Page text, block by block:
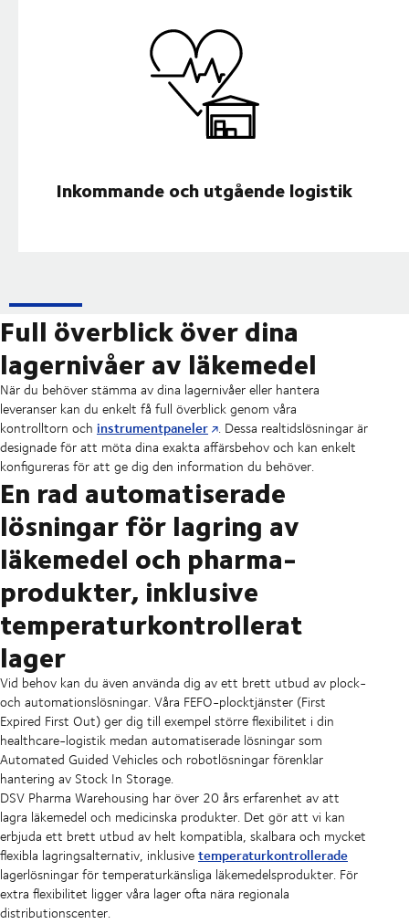
Inkommande och utgående logistik
Full överblick över dina
lagernivåer av läkemedel
När du behöver stämma av dina lagernivåer eller hantera
leveranser kan du enkelt få full överblick genom våra
kontrolltorn och instrumentpaneler . Dessa realtidslösningar är
designade för att möta dina exakta affärsbehov och kan enkelt
konfigureras för att ge dig den information du behöver.
En rad automatiserade
lösningar för lagring av
läkemedel och pharma-
produkter, inklusive
temperaturkontrollerat
lager
Vid behov kan du även använda dig av ett brett utbud av plock-
och automationslösningar. Våra FEFO-plocktjänster (First
Expired First Out) ger dig till exempel större flexibilitet i din
healthcare-logistik medan automatiserade lösningar som
Automated Guided Vehicles och robotlösningar förenklar
hantering av Stock In Storage.
DSV Pharma Warehousing har över 20 års erfarenhet av att
lagra läkemedel och medicinska produkter. Det gör att vi kan
erbjuda ett brett utbud av helt kompatibla, skalbara och mycket
flexibla lagringsalternativ, inklusivetemperaturkontrollerade
lagerlösningar för temperaturkänsliga läkemedelsprodukter. För
extra flexibilitet ligger våra lager ofta nära regionala
distributionscenter.